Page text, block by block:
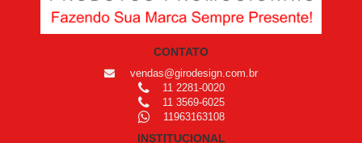
CONTATO
vendas@girodesign.com.br
11 2281-0020
11 3569-6025
11963163108
INSTITUCIONAL